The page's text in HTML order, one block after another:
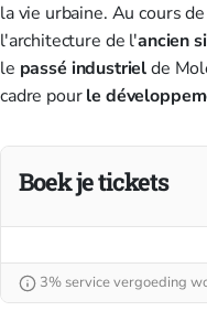
la vie urbaine. Au cours
l'architecture de l'ancien
le passé industrielde
cadre pourle
Boek je tickets
3% service vergoeding